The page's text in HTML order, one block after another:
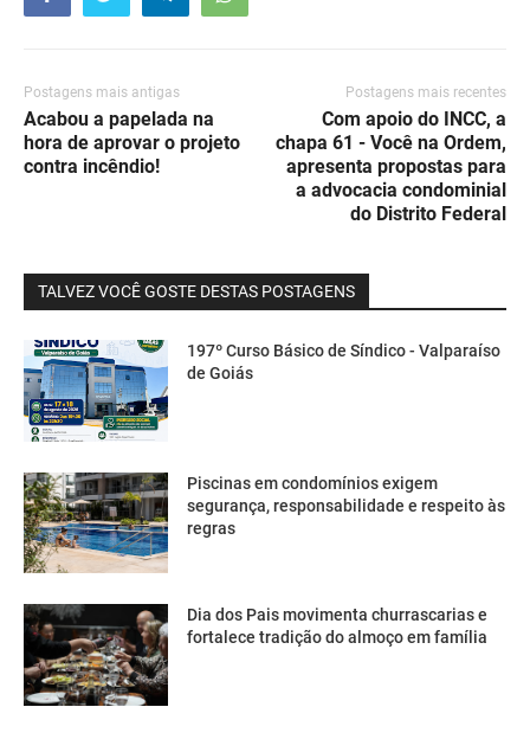
Postagens mais antigas
Acabou a papelada na
hora de aprovar o projeto
contra incêndio!
Postagens mais recentes
Com apoio do INCC, a
chapa 61 - Você na Ordem,
apresenta propostas para
a advocacia condominial
do Distrito Federal
TALVEZ VOCÊ GOSTE DESTAS POSTAGENS
197º Curso Básico de Síndico - Valparaíso
de Goiás
Piscinas em condomínios exigem
segurança, responsabilidade e respeito às
regras
Dia dos Pais movimenta churrascarias e
fortalece tradição do almoço em família